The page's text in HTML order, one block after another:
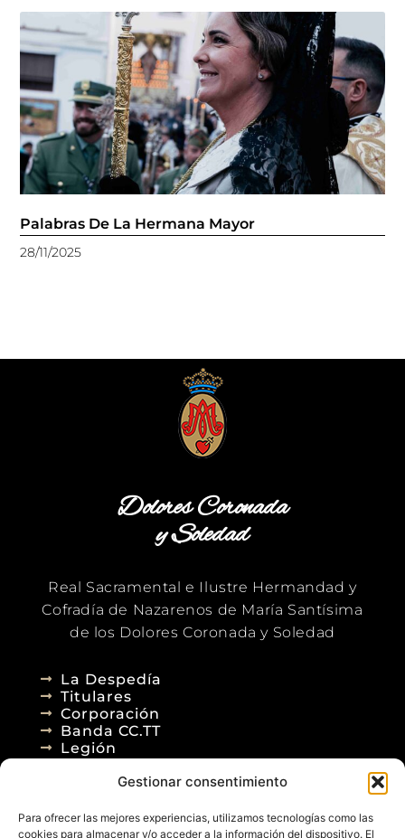
Gestionar consentimiento
Para ofrecer las mejores experiencias, utilizamos tecnologías como las
cookies para almacenar y/o acceder a la información del dispositivo. El
Palabras De La Hermana Mayor
28/11/2025
Dolores Coronada
y Soledad
Real Sacramental e Ilustre Hermandad y
Cofradía de Nazarenos de María Santísima
de los Dolores Coronada y Soledad
La Despedía
Titulares
Corporación
Banda CC.TT
Legión
Agenda
Blog
Contacto